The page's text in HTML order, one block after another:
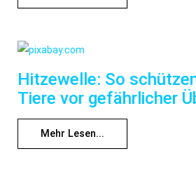
Hitzewelle: So
Tiere vor gefährlicher
Mehr Lesen...